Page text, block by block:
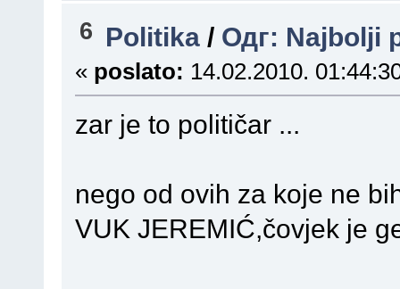
6 Politika / Одг: Najbolji
« poslato: 14.02.2010.
zar je to političar ...
nego od ovih za koje ne
VUK JEREMIĆ,čovjek je